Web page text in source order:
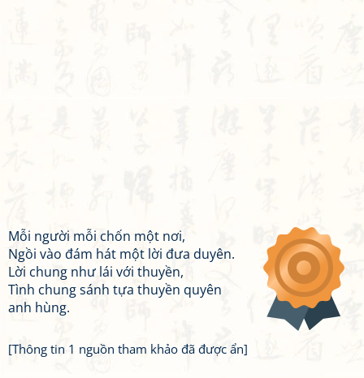
Mỗi người mỗi chốn một nơi,
Ngồi vào đám hát một lời đưa duyên.
Lời chung như lái với thuyền,
Tình chung sánh tựa thuyền quyên
anh hùng.
[Thông tin 1 nguồn tham khảo đã được ẩn]